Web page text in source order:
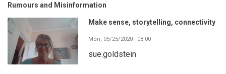
Rumours and Misinformation
Make sense, storytelling, connectivity
Mon, 05/25/2020 - 08:00
sue.goldstein